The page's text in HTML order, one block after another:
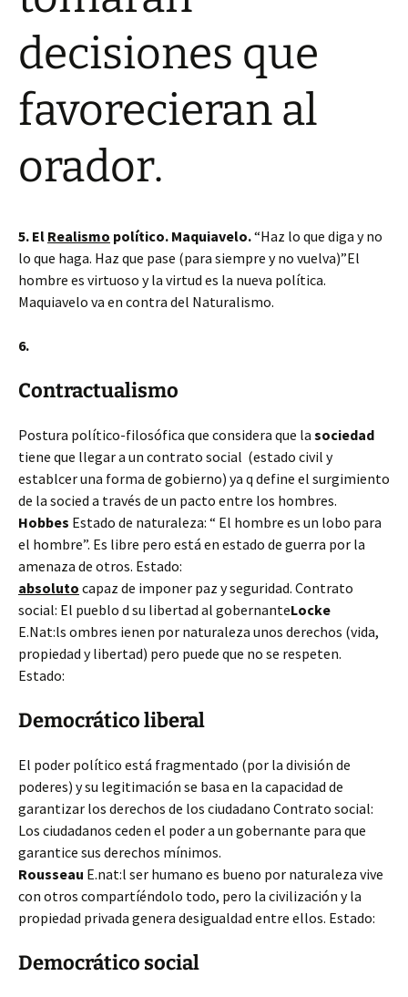
decisiones que
favorecieran al
orador.
5. El Realismo político. Maquiavelo.“Haz lo que diga y no
lo que haga. Haz que pase (para siempre y no vuelva)”El
hombre es virtuoso y la virtud es la nueva política.
Maquiavelo va en contra del Naturalismo.
6.
Contractualismo
Postura político-filosófica que considera que la sociedad
tiene que llegar a un contrato social (estado civil y
establcer una forma de gobierno) ya q define el surgimiento
de la socied a través de un pacto entre los hombres.
Hobbes Estado de naturaleza: “ El hombre es un lobo para
el hombre”. Es libre pero está en estado de guerra por la
amenaza de otros. Estado:
absoluto capaz de imponer paz y seguridad. Contrato
social: El pueblo d su libertad al gobernanteLocke
E.Nat:ls ombres ienen por naturaleza unos derechos (vida,
propiedad y libertad) pero puede que no se respeten.
Estado:
Democrático liberal
El poder político está fragmentado (por la división de
poderes) y su legitimación se basa en la capacidad de
garantizar los derechos de los ciudadano Contrato social:
Los ciudadanos ceden el poder a un gobernante para que
garantice sus derechos mínimos.
Rousseau E.nat:l ser humano es bueno por naturaleza vive
con otros compartíéndolo todo, pero la civilización y la
propiedad privada genera desigualdad entre ellos. Estado:
Democrático social